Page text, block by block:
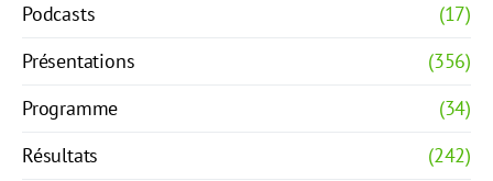
Podcasts
(17)
Présentations
(356)
Programme
(34)
Résultats
(242)